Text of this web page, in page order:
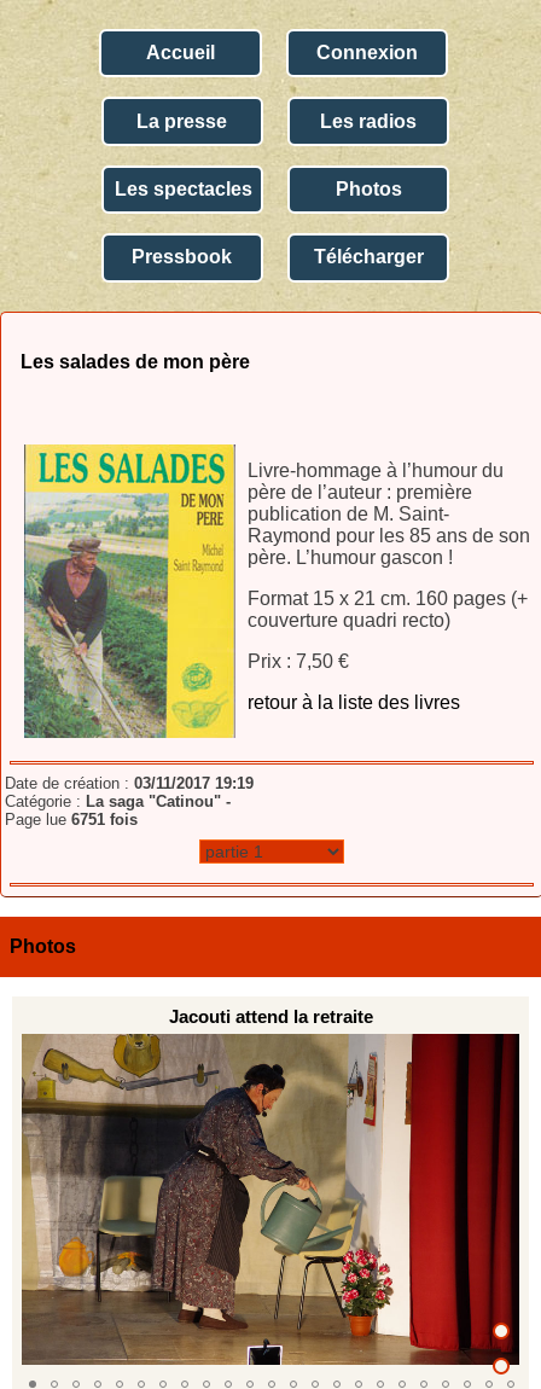
Accueil Connexion
La presse Les radios
Les spectacles Photos
Pressbook Télécharger
Les salades de mon père
Livre-hommage à l’humour du
père de l’auteur : première
publication de M. Saint-
Raymond pour les 85 ans de son
père. L’humour gascon !
Format 15 x 21 cm. 160 pages (+
couverture quadri recto)
Prix : 7,50 €
retour à la liste des livres
Date de création :03/11/2017 19:19
Catégorie :La saga "Catinou" -
Page lue6751 fois
Photos
Jacouti attend la retraite